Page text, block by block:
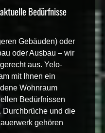
Bedürfnisse
Gebäuden) oder
oder Ausbau – wir
aus. Yelo-
mit Ihnen ein
Wohnraum
Bedürfnissen
Durchbrüche und die
gehören